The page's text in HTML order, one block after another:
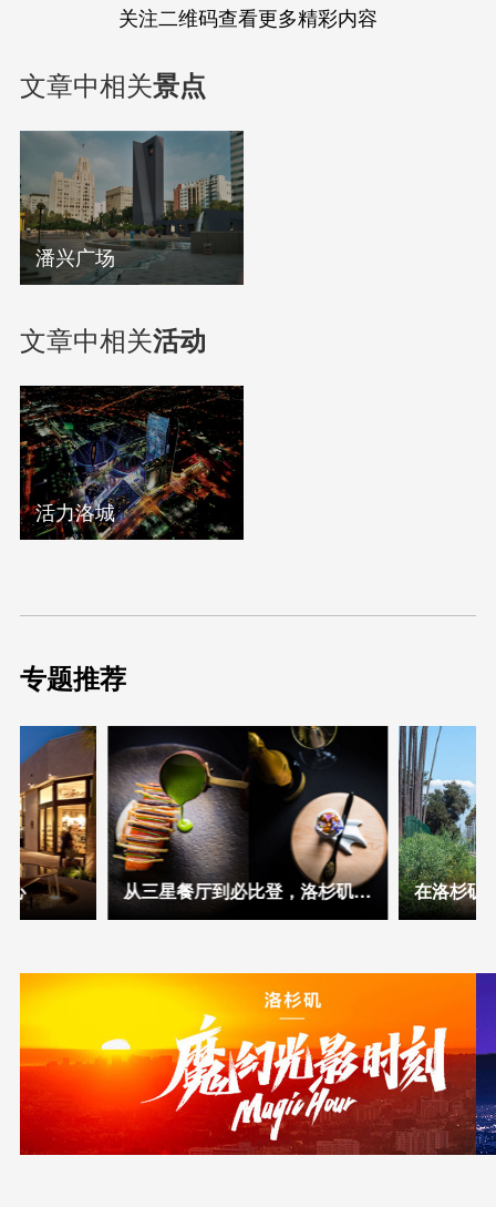
关注二维码查看更多精彩内容
文章中相关景点
潘兴广场
文章中相关活动
活力洛城
专题推荐
心 从三星餐厅到必比登，洛杉矶这张美食地图又更新了 在洛杉矶